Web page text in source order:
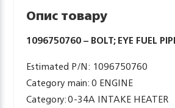
Опис товару
1096750760 – BOLT; EYE FUEL
Estimated P/N: 1096750760
Category main: 0 ENGINE
Category: 0-34A INTAKE HEATER